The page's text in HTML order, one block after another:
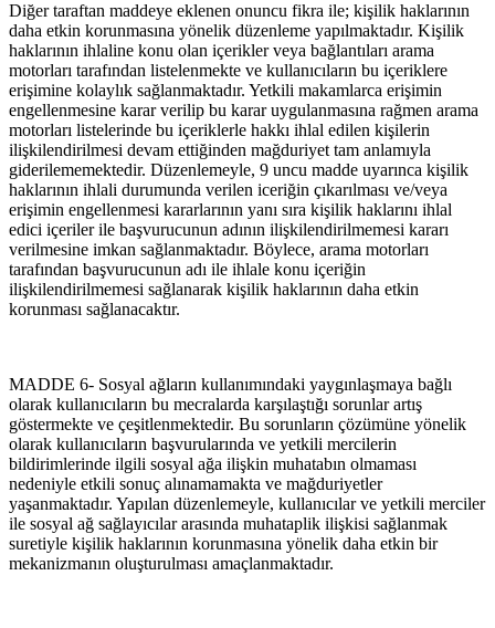
Diğer taraftan maddeye eklenen onuncu fikra ile; kişilik haklarının
daha etkin korunmasına yönelik düzenleme yapılmaktadır. Kişilik
haklarının ihlaline konu olan içerikler veya bağlantıları arama
motorları tarafından listelenmekte ve kullanıcıların bu içeriklere
erişimine kolaylık sağlanmaktadır. Yetkili makamlarca erişimin
engellenmesine karar verilip bu karar uygulanmasına rağmen arama
motorları listelerinde bu içeriklerle hakkı ihlal edilen kişilerin
ilişkilendirilmesi devam ettiğinden mağduriyet tam anlamıyla
giderilememektedir. Düzenlemeyle, 9 uncu madde uyarınca kişilik
haklarının ihlali durumunda verilen iceriğin çıkarılması ve/veya
erişimin engellenmesi kararlarının yanı sıra kişilik haklarını ihlal
edici içeriler ile başvurucunun adının ilişkilendirilmemesi kararı
verilmesine imkan sağlanmaktadır. Böylece, arama motorları
tarafından başvurucunun adı ile ihlale konu içeriğin
ilişkilendirilmemesi sağlanarak kişilik haklarının daha etkin
korunması sağlanacaktır.
MADDE 6- Sosyal ağların kullanımındaki yaygınlaşmaya bağlı
olarak kullanıcıların bu mecralarda karşılaştığı sorunlar artış
göstermekte ve çeşitlenmektedir. Bu sorunların çözümüne yönelik
olarak kullanıcıların başvurularında ve yetkili mercilerin
bildirimlerinde ilgili sosyal ağa ilişkin muhatabın olmaması
nedeniyle etkili sonuç alınamamakta ve mağduriyetler
yaşanmaktadır. Yapılan düzenlemeyle, kullanıcılar ve yetkili merciler
ile sosyal ağ sağlayıcılar arasında muhataplik ilişkisi sağlanmak
suretiyle kişilik haklarının korunmasına yönelik daha etkin bir
mekanizmanın oluşturulması amaçlanmaktadır.